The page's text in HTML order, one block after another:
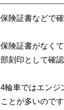
険証書などで確
険証書がなく
刻印として確
車ではエンジ
とが多いので